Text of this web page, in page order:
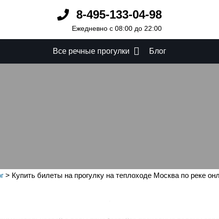
8-495-133-04-98
Ежедневно с 08:00 до 22:00
Все речные прогулки Блог
> Купить билеты на прогулку на теплоходе Москва по реке